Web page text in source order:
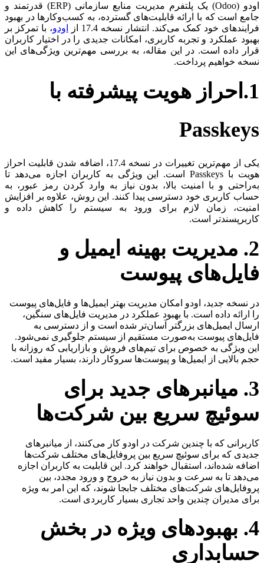
اودو (Odoo) یک پلتفرم مدیریت منابع سازمانی (ERP) قدرتمند و
جامع است که با ارائه قابلیت‌های گسترده، به کسب‌وکارها در بهبود
فرایندهای خود کمک می‌کند. انتشار نسخه 17.4 از
اودو، با تمرکز بر
بهبود عملکرد و تجربه کاربری، امکانات جدیدی را در اختیار کاربران
قرار داده است. در این مقاله، به بررسی مهم‌ترین ویژگی‌های این
نسخه خواهیم پرداخت.
1.احراز هویت پیشرفته با
Passkeys
یکی از مهم‌ترین تغییرات در نسخه 17.4، اضافه شدن قابلیت احراز
هویت با Passkeys است. این ویژگی به کاربران اجازه می‌دهد تا
به‌راحتی و با امنیت بالا، بدون نیاز به وارد کردن رمز عبور، به
حساب کاربری خود دسترسی پیدا کنند. این روش، علاوه بر افزایش
امنیت، زمان لازم برای ورود به سیستم را کاهش داده و
کاربرپسندتر است.
2. مدیریت بهینه ایمیل و
فایل‌های پیوست
در نسخه جدید، اودو امکان مدیریت بهتر ایمیل‌ها و فایل‌های پیوست
را ارائه داده است. با بهبود عملکرد در مدیریت فایل‌های سنگین،
ارسال ایمیل‌های بزرگتر آسان‌تر شده است و از دسترسی به
فایل‌های پیوست به‌صورت مستقیم از سیستم جلوگیری نمی‌شود.
این ویژگی به خصوص برای تیم‌های فروش و بازاریابی که روزانه با
حجم بالایی از ایمیل‌ها و پیوست‌ها سروکار دارند، بسیار مفید است.
3. میانبرهای جدید برای
سوئیچ سریع بین شرکت‌ها
کاربرانی که با چندین شرکت در اودو کار می‌کنند، از میانبرهای
جدیدی که برای سوئیچ سریع بین پروفایل‌های مختلف شرکت‌ها
اضافه شده‌اند، استقبال خواهند کرد. این قابلیت به کاربران اجازه
می‌دهد تا به سرعت و بدون نیاز به خروج و ورود مجدد، بین
پروفایل‌های شرکت‌های مختلف جابجا شوند، که این امر به ویژه
برای مدیران چندین واحد تجاری بسیار کاربردی است.
4. بهبودهای ویژه در بخش
حسابداری​